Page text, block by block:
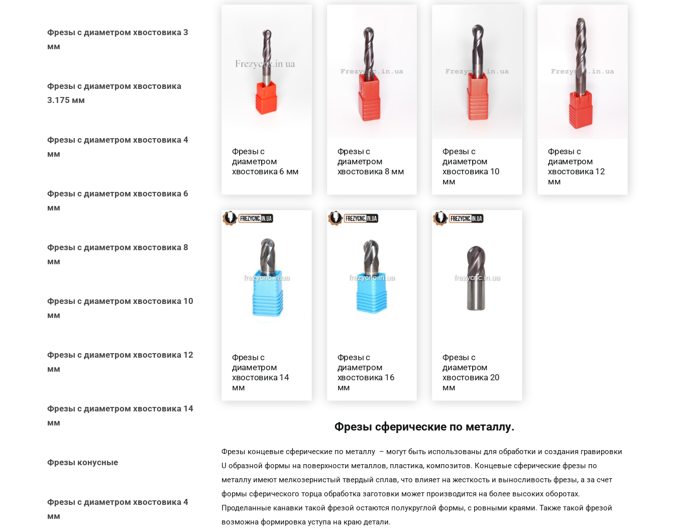
(5)
1-5(44)
5-10(24)
10-20(36)
20-30(19)
30-40(3)
Товар Кількість ножів
40(6)
45(7)
50(72)
60(16)
75(18)
Товар Радіус (в мм.)
0.15(3)
0.4(5)
0.5 (14)
0.75(6)
1.75(1)
1.25(2)
1.5(19)
Фрезы с
диаметром
хвостовика 6 мм
Фрезы с
диаметром
хвостовика 8 мм
Фрезы с
диаметром
хвостовика 10
мм
Фрезы с
диаметром
хвостовика 12
мм
Фрезы с
диаметром
хвостовика 14
мм
Фрезы с
диаметром
хвостовика 16
мм
Фрезы с
диаметром
хвостовика 20
мм
Фрезы сферические по металлу.
Фрезы концевые сферические по металлу – могут быть использованы для обработки и создания гравировки
U образной формы на поверхности металлов, пластика, композитов. Концевые сферические фрезы по
металлу имеют мелкозернистый твердый сплав, что влияет на жесткость и выносливость фрезы, а за счет
формы сферического торца обработка заготовки может производится на более высоких оборотах.
Проделанные канавки такой фрезой остаются полукруглой формы, с ровными краями. Также такой фрезой
возможна формировка уступа на краю детали.
Фрезы с диаметром хвостовика 3
мм
Фрезы с диаметром хвостовика
3.175 мм
Фрезы с диаметром хвостовика 4
мм
Фрезы с диаметром хвостовика 6
мм
Фрезы с диаметром хвостовика 8
мм
Фрезы с диаметром хвостовика 10
мм
Фрезы с диаметром хвостовика 12
мм
Фрезы с диаметром хвостовика 14
мм
Фрезы конусные
Фрезы с диаметром хвостовика 4
мм